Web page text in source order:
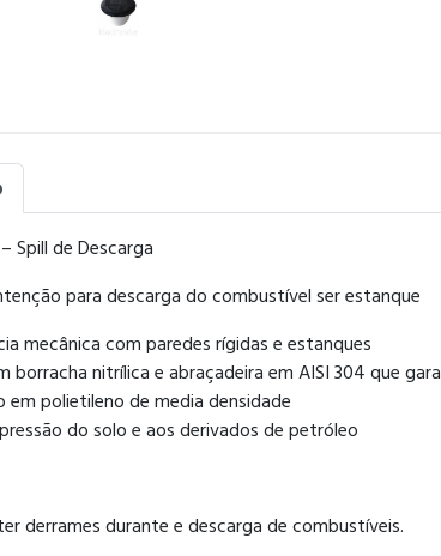
Spill de Descarga
para descarga do combustível ser estanque
mecânica com paredes rígidas e estanques
borracha nitrílica e abraçadeira em AISI 304 que
em polietileno de media densidade
do solo e aos derivados de petróleo
derrames durante e descarga de combustíveis.